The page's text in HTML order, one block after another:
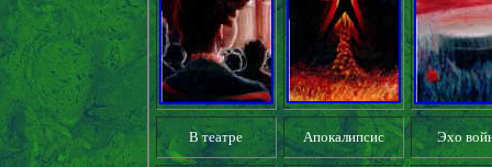
В театре Апокалипсис Эхо